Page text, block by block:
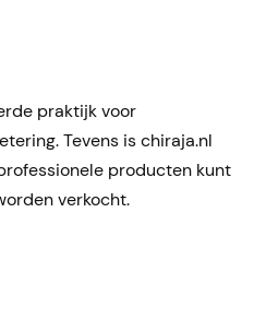
praktijk voor
Tevens is chiraja.nl
producten kunt
verkocht.